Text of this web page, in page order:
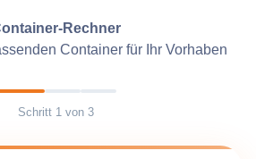
Rechner
Container für Ihr Vorhaben
Schritt 1von 3